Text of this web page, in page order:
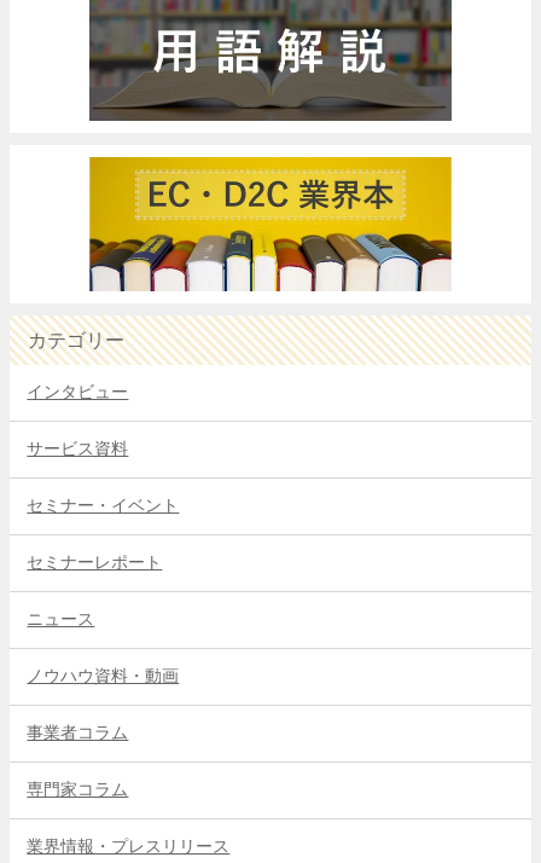
カテゴリー
インタビュー
サービス資料
セミナー・イベント
セミナーレポート
ニュース
ノウハウ資料・動画
事業者コラム
専門家コラム
業界情報・プレスリリース